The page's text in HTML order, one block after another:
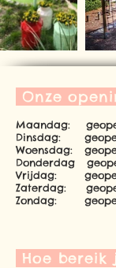
Onze
Maandag:
Dinsdag:
Woensdag:
Donderdag
Vrijdag:
Zaterdag:
Zondag:
Hoe bereik